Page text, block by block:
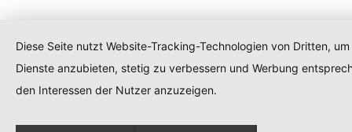
Diese Seite nutzt Website-Tracking-Technologien von Dritten, um
Dienste anzubieten, stetig zu verbessern und Werbung
den Interessen der Nutzer anzuzeigen.